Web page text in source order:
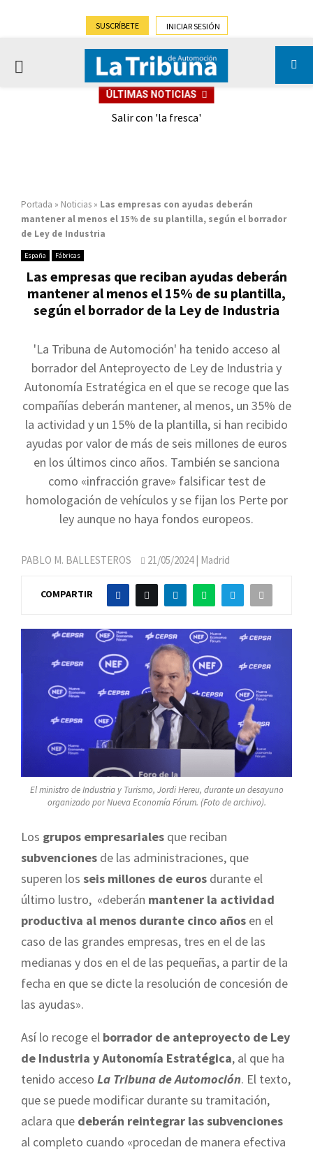
SUSCRÍBETE INICIAR SESIÓN
PRIMARY
ÚLTIMAS NOTICIAS
Salir con 'la fresca'
Portada » Noticias » Las empresas con ayudas deberán
mantener al menos el 15% de su plantilla, según el borrador
de Ley de Industria
España Fábricas
Las empresas que reciban ayudas deberán
mantener al menos el 15% de su plantilla,
según el borrador de la Ley de Industria
'La Tribuna de Automoción' ha tenido acceso al
borrador del Anteproyecto de Ley de Industria y
Autonomía Estratégica en el que se recoge que las
compañías deberán mantener, al menos, un 35% de
la actividad y un 15% de la plantilla, si han recibido
ayudas por valor de más de seis millones de euros
en los últimos cinco años. También se sanciona
como «infracción grave» falsificar test de
homologación de vehículos y se fijan los Perte por
ley aunque no haya fondos europeos.
PABLO M. BALLESTEROS 21/05/2024| Madrid
COMPARTIR
El ministro de Industria y Turismo, Jordi Hereu, durante un desayuno
organizado por Nueva Economía Fórum. (Foto de archivo).
Los grupos empresariales que reciban
subvenciones de las administraciones, que
superen los seis millones de euros durante el
último lustro, «deberán mantener la actividad
productiva al menos durante cinco años en el
caso de las grandes empresas, tres en el de las
medianas y dos en el de las pequeñas, a partir de la
fecha en que se dicte la resolución de concesión de
las ayudas».
Así lo recoge el borrador de anteproyecto de Ley
de Industria y Autonomía Estratégica, al que ha
tenido acceso La Tribuna de Automoción. El texto,
que se puede modificar durante su tramitación,
aclara que deberán reintegrar las subvenciones
al completo cuando «procedan de manera efectiva